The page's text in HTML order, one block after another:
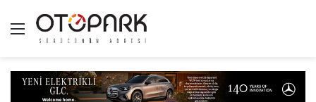
Menü